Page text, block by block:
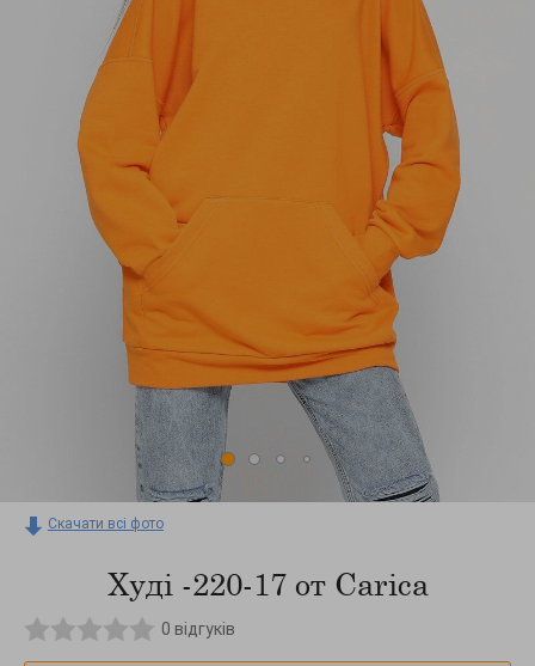
Скачати всі фото
Худі -220-17 от Carica
0 відгуків